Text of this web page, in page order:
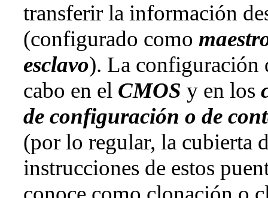
transferir la información
(configurado como
esclavo). La configuración
cabo en el CMOS y en los
de configuración o de
(por lo regular, la cubierta
instrucciones de estos